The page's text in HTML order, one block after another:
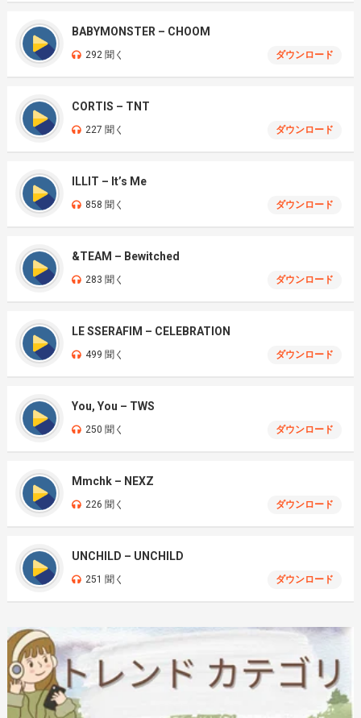
BABYMONSTER – CHOOM
292 聞く ダウンロード
CORTIS – TNT
227 聞く ダウンロード
ILLIT – It’s Me
858 聞く ダウンロード
&TEAM – Bewitched
283 聞く ダウンロード
LE SSERAFIM – CELEBRATION
499 聞く ダウンロード
You, You – TWS
250 聞く ダウンロード
Mmchk – NEXZ
226 聞く ダウンロード
UNCHILD – UNCHILD
251 聞く ダウンロード